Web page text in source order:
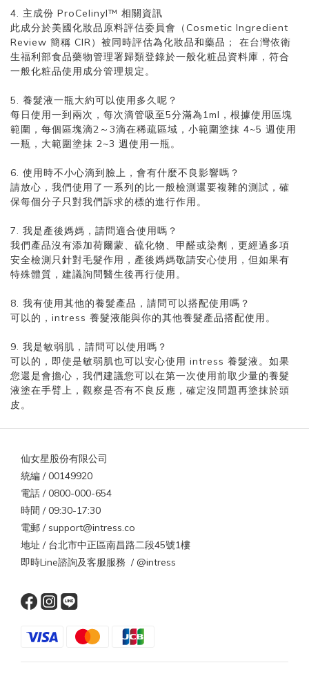
4. 主成份 ProCelinyl™ 相關資訊
此成分於美國化妝品原料評估委員會（Cosmetic Ingredient
Review 簡稱 CIR）被同時評估為化妝品和藥品； 在台灣依衛
生福利部食品藥物管理署歸類登錄於一般化粧品資料庫，符合
一般化粧品使用成分管理規定。
5. 養髮液一瓶大約可以使用多久呢？
每日使用一到兩次，每次滴管吸至5分滿為1ml，根據使用區塊
範圍，每個區塊滴2～3滴在稀疏區域，小範圍塗抹 4~5 週使用
一瓶，大範圍塗抹 2~3 週使用一瓶。
6. 使用時不小心滴到臉上，會有什麼不良影響嗎？
請放心，我們使用了一系列的比一般檢測還要複雜的測試，確
保每個分子只對我們訴求的標的進行作用。
7. 我是產後媽媽，請問適合使用嗎？
我們產品沒有添加荷爾蒙、硫化物、甲醛或染劑，更經過多項
安全檢測只針對毛髮作用，產後媽媽敬請安心使用，但如果有
特殊體質，建議詢問醫生後再行使用。
8. 我有使用其他的養髮產品，請問可以搭配使用嗎？
可以的，intress 養髮液能與你的其他養髮產品搭配使用。
9. 我是敏弱肌，請問可以使用嗎？
可以的，即使是敏弱肌也可以安心使用 intress 養髮液。如果
您還是會擔心，我們建議您可以在第一次使用前取少量的養髮
液塗在手臂上，觀察是否有不良反應，確定沒問題再塗抹於頭
皮。
仙女星股份有限公司
統編 / 00149920
電話 / 0800-000-654
時間 / 09:30-17:30
電郵 / support@intress.co
地址 / 台北市中正區南昌路二段45號1樓
即時Line諮詢及客服服務 / @intress